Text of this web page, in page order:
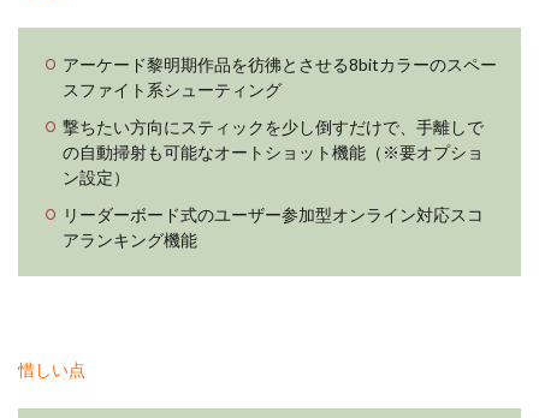
アーケード黎明期作品を彷彿とさせる8bitカラーのスペー
スファイト系シューティング
撃ちたい方向にスティックを少し倒すだけで、手離しで
の自動掃射も可能なオートショット機能（※要オプショ
ン設定）
リーダーボード式のユーザー参加型オンライン対応スコ
アランキング機能
惜しい点